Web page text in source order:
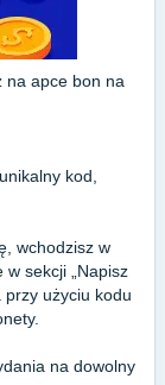
na apce bon na
kod,
wchodzisz w
sekcji „Napisz
przy użyciu kodu
na dowolny